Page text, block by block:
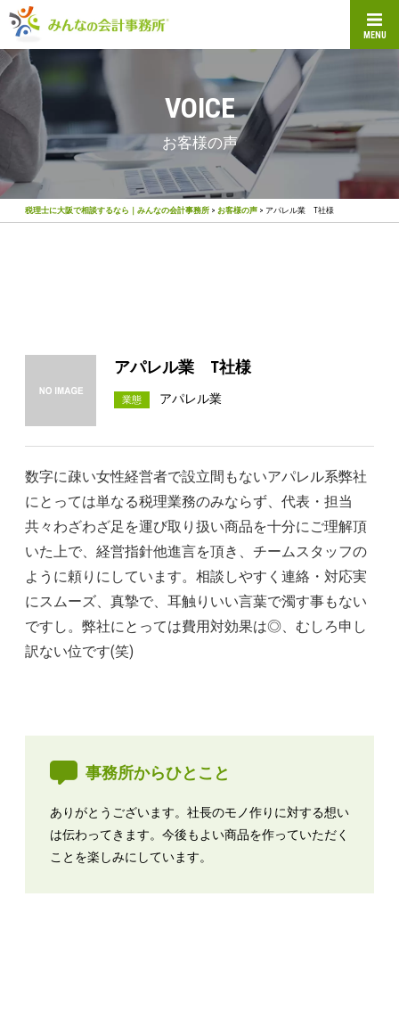
MENU
VOICE
お客様の声
税理士に大阪で相談するなら｜みんなの会計事務所 > お客様の声 > アパレル業 T社様
アパレル業 T社様
業態 アパレル業
数字に疎い女性経営者で設立間もないアパレル系弊社
にとっては単なる税理業務のみならず、代表・担当
共々わざわざ足を運び取り扱い商品を十分にご理解頂
いた上で、経営指針他進言を頂き、チームスタッフの
ように頼りにしています。相談しやすく連絡・対応実
にスムーズ、真摯で、耳触りいい言葉で濁す事もない
ですし。弊社にとっては費用対効果は◎、むしろ申し
訳ない位です(笑)
事務所からひとこと
ありがとうございます。社長のモノ作りに対する想い
は伝わってきます。今後もよい商品を作っていただく
ことを楽しみにしています。